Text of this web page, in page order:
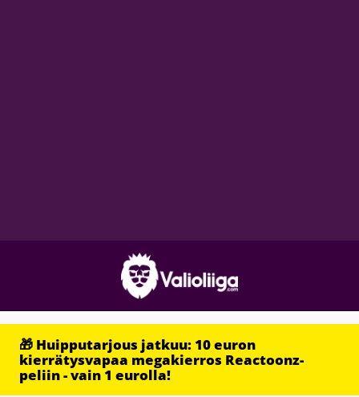
🎁 Huipputarjous jatkuu: 10 euron
kierrätysvapaa megakierros Reactoonz-
peliin - vain 1 eurolla!